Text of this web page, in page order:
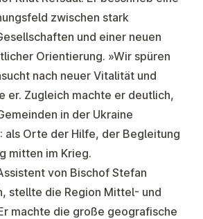
zwischen stark
und einer neuen
Orientierung. »Wir spüren
nach neuer Vitalität und
er. Zugleich machte er deutlich,
in der Ukraine
als Orte der Hilfe, der Begleitung
mitten im Krieg.
von Bischof Stefan
stellte die Region Mittel- und
machte die große geografische